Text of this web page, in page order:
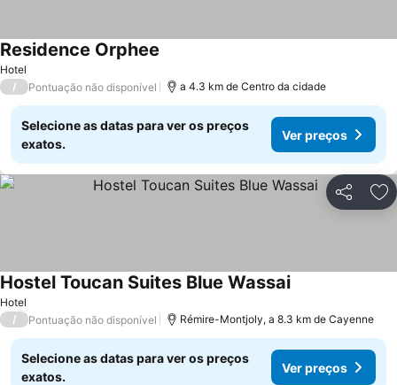
Hotel
Residence Orphee
/ Pontuação não disponível a 4.3 km de Centro da cidade
Selecione as datas para ver os preços
exatos.
Ver preços
Partilhar
Hotel
Hostel Toucan Suites Blue Wassai
/ Pontuação não disponível Rémire-Montjoly, a 8.3 km de Cayenne
Selecione as datas para ver os preços
exatos.
Ver preços